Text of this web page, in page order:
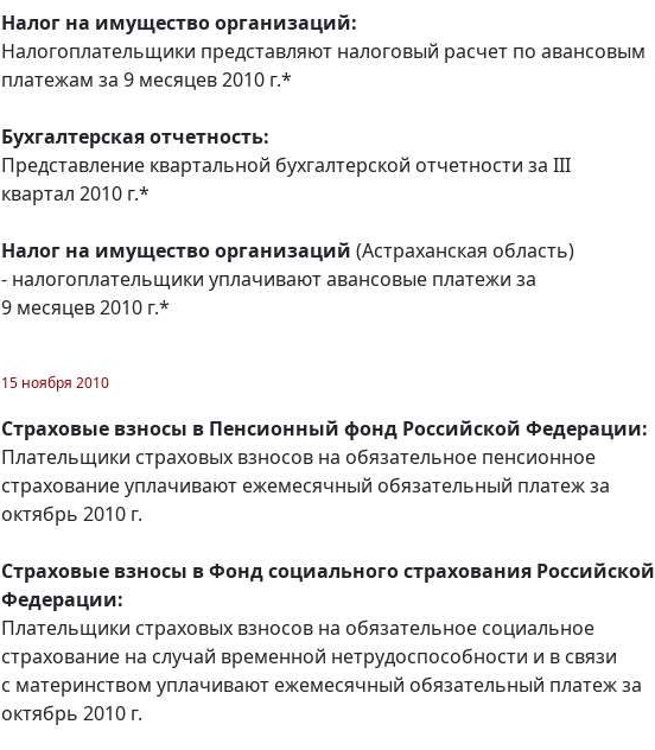
Налог на имущество организаций:
Налогоплательщики представляют налоговый расчет по авансовым
платежам за 9 месяцев 2010 г.*
Бухгалтерская отчетность:
Представление квартальной бухгалтерской отчетности за III
квартал 2010 г.*
Налог на имущество организаций (Астраханская область)
- налогоплательщики уплачивают авансовые платежи за
9 месяцев 2010 г.*
15 ноября 2010
Страховые взносы в Пенсионный фонд Российской Федерации:
Плательщики страховых взносов на обязательное пенсионное
страхование уплачивают ежемесячный обязательный платеж за
октябрь 2010 г.
Страховые взносы в Фонд социального страхования Российской
Федерации:
Плательщики страховых взносов на обязательное социальное
страхование на случай временной нетрудоспособности и в связи
с материнством уплачивают ежемесячный обязательный платеж за
октябрь 2010 г.